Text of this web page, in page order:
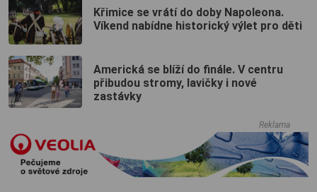
Křimice se vrátí do doby Napoleona.
Víkend nabídne historický výlet pro děti
Americká se blíží do finále. V centru
přibudou stromy, lavičky i nové
zastávky
Reklama